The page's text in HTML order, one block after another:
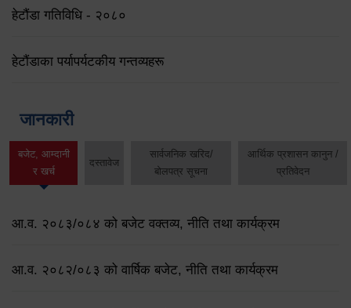
हेटौंडा गतिविधि - २०८०
हेटौंडाका पर्यापर्यटकीय गन्तव्यहरू
जानकारी
बजेट, आम्दानी
र खर्च
दस्तावेज
सार्वजनिक खरिद/
बोलपत्र सूचना
आर्थिक प्रशासन कानुन /
प्रतिवेदन
आ.व. २०८३/०८४ को बजेट वक्तव्य, नीति तथा कार्यक्रम
आ.व. २०८२/०८३ को वार्षिक बजेट, नीति तथा कार्यक्रम